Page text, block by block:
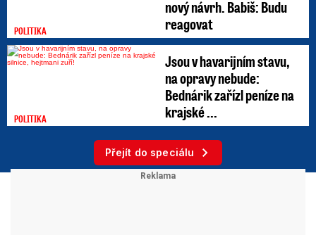
POLITIKA
nový návrh. Babiš: Budu
reagovat
POLITIKA
Jsou v havarijním stavu,
na opravy nebude:
Bednárik zařízl peníze na
krajské ...
Přejít do speciálu